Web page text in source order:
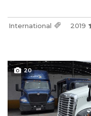
International 2019
20